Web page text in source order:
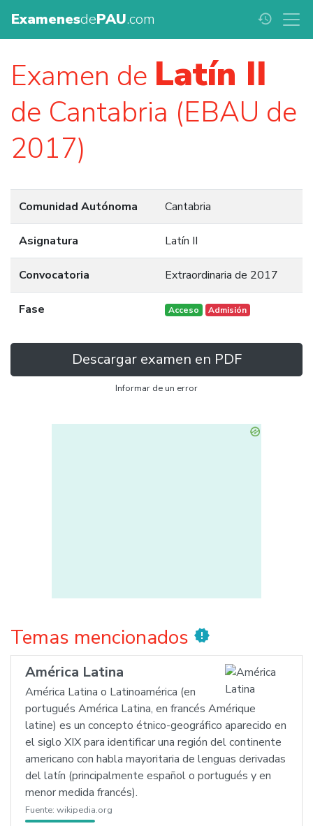
ExamenesdePAU.com history
Examen de Latín II
de Cantabria (EBAU de
2017)
Comunidad Autónoma Cantabria
Asignatura Latín II
Convocatoria Extraordinaria de 2017
Fase Acceso Admisión
Descargar examen en PDF
Informar de un error
Temas mencionados new_releases
América Latina
América Latina o Latinoamérica (en
portugués América Latina, en francés Amérique
latine) es un concepto étnico-geográfico aparecido en
el siglo XIX para identificar una región del continente
americano con habla mayoritaria de lenguas derivadas
del latín (principalmente español o portugués y en
menor medida francés).
Fuente: wikipedia.org